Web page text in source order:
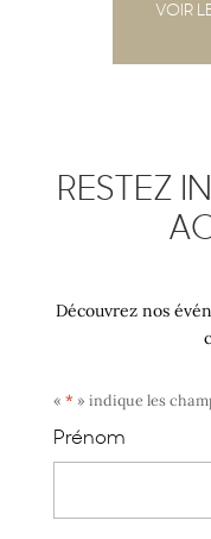
VOIR
RESTEZ
Découvrez nos
« * » indique les
Prénom